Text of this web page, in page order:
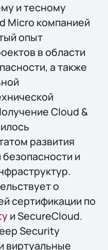
и тесному
Micro компанией
опыт
в области
а также
Cloud &
развития
и
о
сертификации по
и SecureCloud.
Security
виртуальные